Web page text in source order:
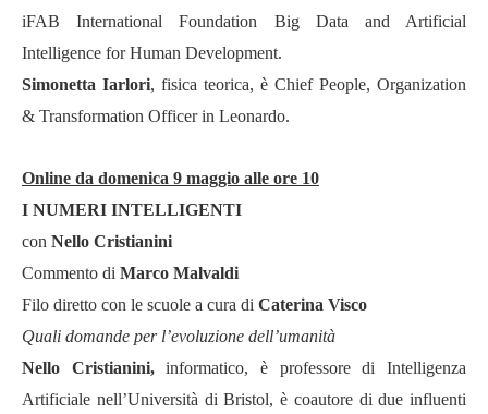
iFAB
International Foundation
Big Data and Artificial
Intelligence for Human Development.
Simonetta Iarlori, fisica teorica, è Chief People, Organization
& Transformation Officer in Leonardo.
Online da domenica 9 maggio alle ore 10
I NUMERI INTELLIGENTI
con Nello Cristianini
Commento di Marco Malvaldi
Filo diretto con le scuole a cura di Caterina Visco
Quali domande per l’evoluzione dell’umanità
Nello Cristianini,
informatico, è professore di Intelligenza
Artificiale nell’Università di Bristol, è coautore di due influenti